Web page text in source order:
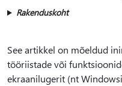
Rakenduskoht
See artikkel on mõeldud
tööriistade või
ekraanilugerit (nt